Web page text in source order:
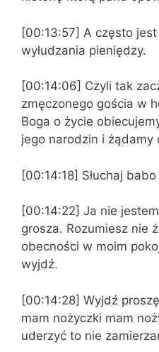
[00:13:57] A często
wyłudzania pieniędzy.
[00:14:06] Czyli tak
zmęczonego gościa w
Boga o życie
jego narodzin i żądamy
[00:14:18] Słuchaj
[00:14:22] Ja nie
grosza. Rozumiesz nie
obecności w moim
wyjdź.
[00:14:28] Wyjdź
mam nożyczki mam
uderzyć to nie